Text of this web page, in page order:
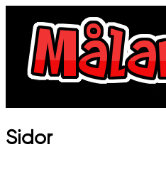
Sidor